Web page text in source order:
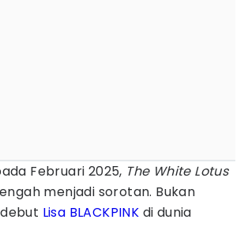
Februari 2025, The White Lotus
menjadi sorotan. Bukan
Lisa BLACKPINK di dunia